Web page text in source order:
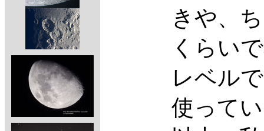
きや、
くらい
レベル
使って